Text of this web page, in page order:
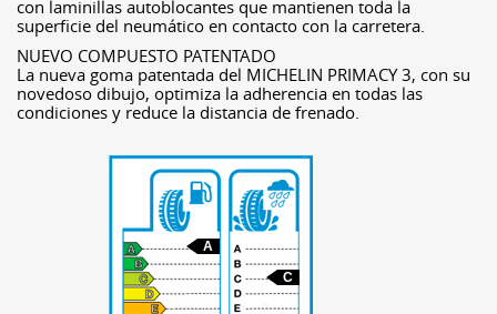
con laminillas autoblocantes que mantienen toda la
superficie del neumático en contacto con la carretera.
NUEVO COMPUESTO PATENTADO
La nueva goma patentada del MICHELIN PRIMACY 3, con su
novedoso dibujo, optimiza la adherencia en todas las
condiciones y reduce la distancia de frenado.
A
C